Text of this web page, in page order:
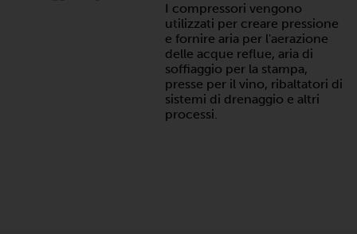
I compressori vengono
utilizzati per creare pressione
e fornire aria per l'aerazione
delle acque reflue, aria di
soffiaggio per la stampa,
presse per il vino, ribaltatori di
sistemi di drenaggio e altri
processi.